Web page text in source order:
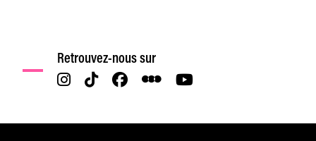
Retrouvez-nous sur